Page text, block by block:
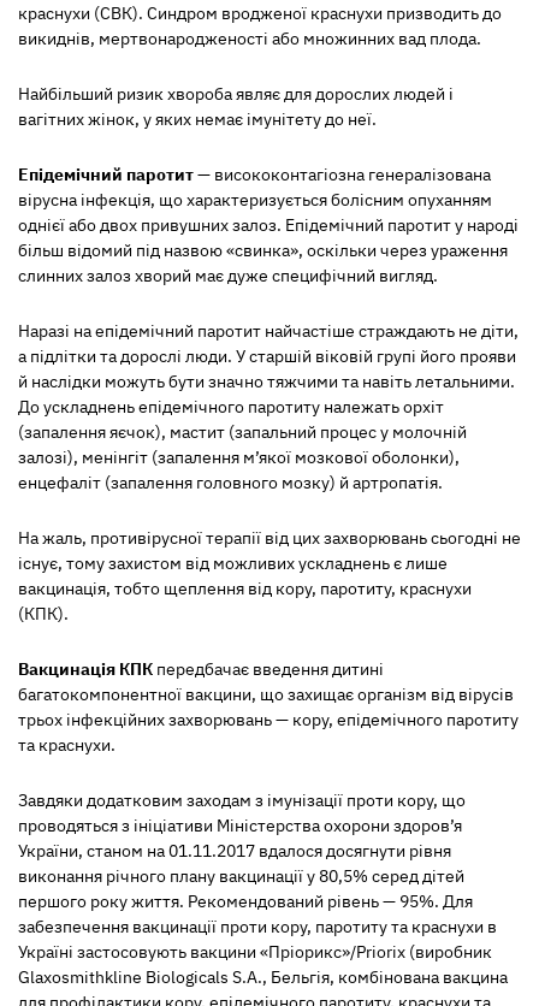
краснухи (СВК). Синдром вродженої краснухи призводить до
викиднів, мертвонародженості або множинних вад плода.
Найбільший ризик хвороба являє для дорослих людей і
вагітних жінок, у яких немає імунітету до неї.
Епідемічний паротит— висококонтагіозна генералізована
вірусна інфекція, що характеризується болісним опуханням
однієї або двох привушних залоз. Епідемічний паротит у народі
більш відомий під назвою «свинка», оскільки через ураження
слинних залоз хворий має дуже специфічний вигляд.
Наразі на епідемічний паротит найчастіше страждають не діти,
а підлітки та дорослі люди. У старшій віковій групі його прояви
й наслідки можуть бути значно тяжчими та навіть летальними.
До ускладнень епідемічного паротиту належать орхіт
(запалення яєчок), мастит (запальний процес у молочній
залозі), менінгіт (запалення м’якої мозкової оболонки),
енцефаліт (запалення головного мозку) й артропатія.
На жаль, противірусної терапії від цих захворювань сьогодні не
існує, тому захистом від можливих ускладнень є лише
вакцинація, тобто щеплення від кору, паротиту, краснухи
(КПК).
Вакцинація КПК передбачає введення дитині
багатокомпонентної вакцини, що захищає організм від вірусів
трьох інфекційних захворювань — кору, епідемічного паротиту
та краснухи.
Завдяки додатковим заходам з імунізації проти кору, що
проводяться з ініціативи Міністерства охорони здоров’я
України, станом на 01.11.2017 вдалося досягнути рівня
виконання річного плану вакцинації у 80,5% серед дітей
першого року життя. Рекомендований рівень — 95%. Для
забезпечення вакцинації проти кору, паротиту та краснухи в
Україні застосовують вакцини «Пріорикс»/Priorix (виробник
Glaxosmithkline Biologicals S.A., Бельгія, комбінована вакцина